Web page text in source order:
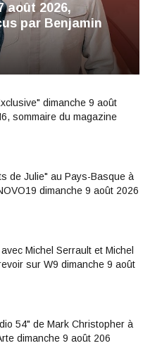
août 2026,
par Benjamin
dimanche 9 août
sommaire du magazine
de Julie" au Pays-Basque à
dimanche 9 août 2026
Michel Serrault et Michel
sur W9 dimanche 9 août
54" de Mark Christopher à
dimanche 9 août 206